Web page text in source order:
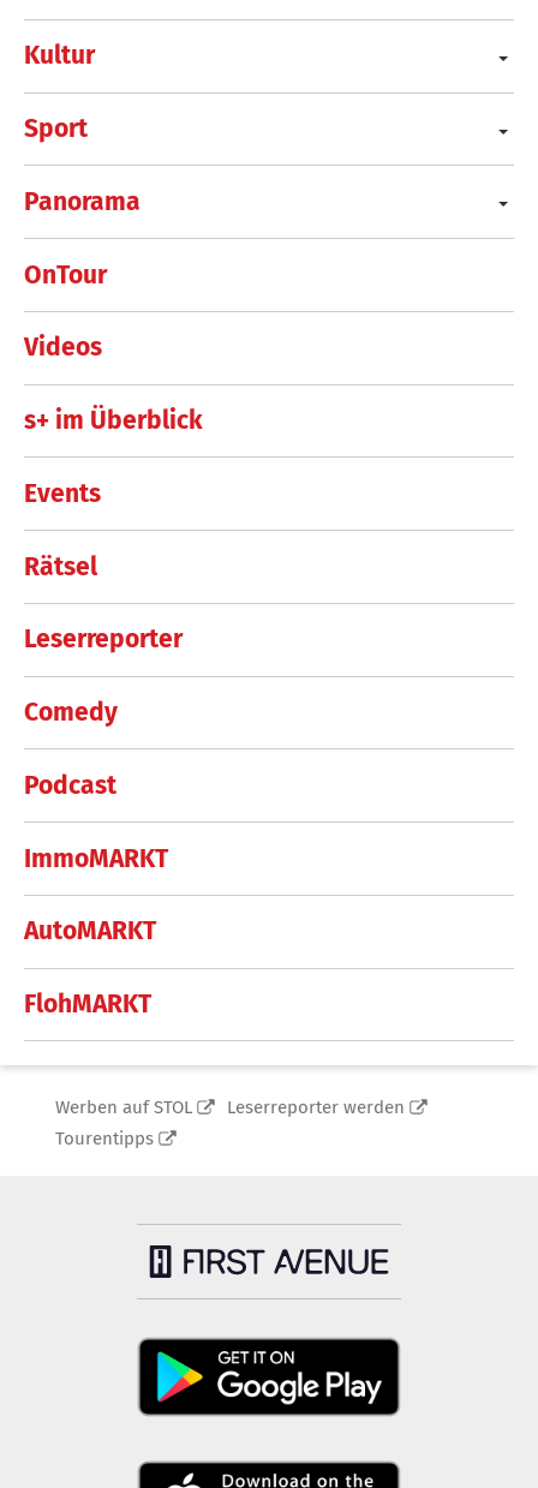
Kultur
Sport
Panorama
OnTour
Videos
s+ im Überblick
Events
Rätsel
Leserreporter
Comedy
Podcast
ImmoMARKT
AutoMARKT
FlohMARKT
Werben auf STOL
Leserreporter werden
Tourentipps